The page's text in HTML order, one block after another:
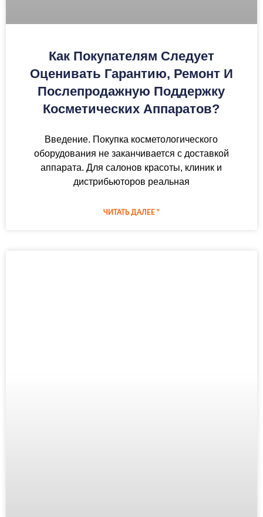
Как Покупателям Следует
Оценивать Гарантию, Ремонт И
Послепродажную Поддержку
Косметических Аппаратов?
Введение. Покупка косметологического
оборудования не заканчивается с доставкой
аппарата. Для салонов красоты, клиник и
дистрибьюторов реальная
ЧИТАТЬ ДАЛЕЕ "